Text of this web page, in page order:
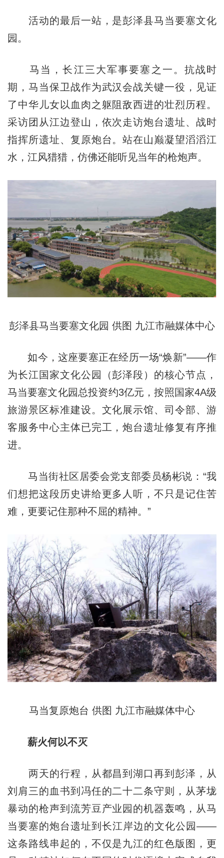
活动的最后一站，是彭泽县马当要塞文化
园。
马当，长江三大军事要塞之一。抗战时
期，马当保卫战作为武汉会战关键一役，见证
了中华儿女以血肉之躯阻敌西进的壮烈历程。
采访团从江边登山，依次走访炮台遗址、战时
指挥所遗址、复原炮台。站在山巅凝望滔滔江
水，江风猎猎，仿佛还能听见当年的枪炮声。
彭泽县马当要塞文化园 供图 九江市融媒体中心
如今，这座要塞正在经历一场“焕新”——作
为长江国家文化公园（彭泽段）的核心节点，
马当要塞文化园总投资约3亿元，按照国家4A级
旅游景区标准建设。文化展示馆、司令部、游
客服务中心主体已完工，炮台遗址修复有序推
进。
马当街社区居委会党支部委员杨彬说：“我
们想把这段历史讲给更多人听，不只是记住苦
难，更要记住那种不屈的精神。”
马当复原炮台 供图 九江市融媒体中心
薪火何以不灭
两天的行程，从都昌到湖口再到彭泽，从
刘肩三的血书到冯任的二十二条守则，从茅垅
暴动的枪声到流芳豆产业园的机器轰鸣，从马
当要塞的炮台遗址到长江岸边的文化公园——
这条路线串起的，不仅是九江的红色版图，更